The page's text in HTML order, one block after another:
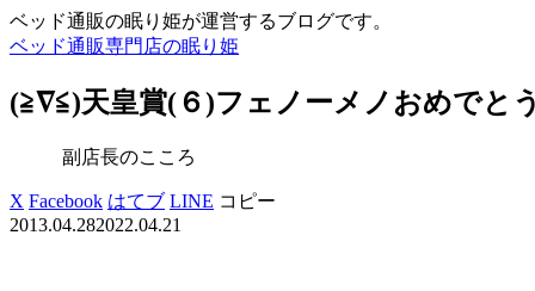
ベッド通販の眠り姫が運営するブログです。
ベッド通販専門店の眠り姫
(≧∇≦)天皇賞(６)フェノーメノおめでと
副店長のこころ
X Facebook はてブ LINE コピー
2013.04.282022.04.21